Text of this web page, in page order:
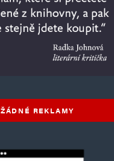
ŽÁDNÉ REKLAMY